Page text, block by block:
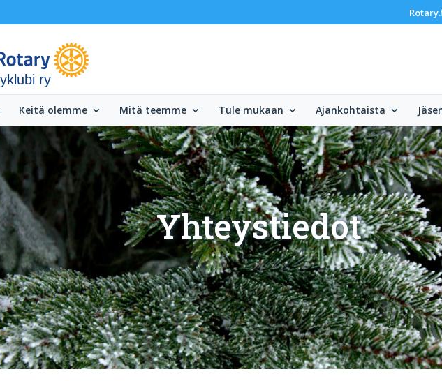
ry
Keitä olemme Mitä teemme Tule mukaan Ajankohtaista
Yhteystiedot